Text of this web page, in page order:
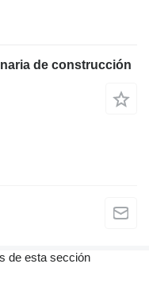
de construcción
de esta sección